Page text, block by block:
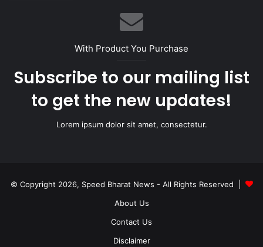
With Product You Purchase
Subscribe to our mailing list
to get the new updates!
Lorem ipsum dolor sit amet, consectetur.
© Copyright 2026, Speed Bharat News - All Rights Reserved |
About Us
Contact Us
Disclaimer